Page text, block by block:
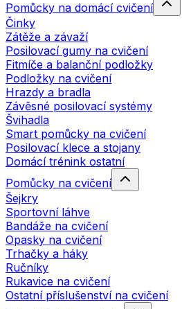
Pomůcky na domácí cvičení
Činky
Zátěže a závaží
Posilovací gumy na cvičení
Fitmíče a balanční podložky
Podložky na cvičení
Hrazdy a bradla
Závěsné posilovací systémy
Švihadla
Smart pomůcky na cvičení
Posilovací klece a stojany
Domácí trénink ostatní
Pomůcky na cvičení
Šejkry
Sportovní láhve
Bandáže na cvičení
Opasky na cvičení
Trhačky a háky
Ručníky
Rukavice na cvičení
Ostatní příslušenství na cvičení